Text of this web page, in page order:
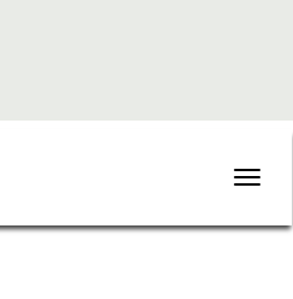
Toggle